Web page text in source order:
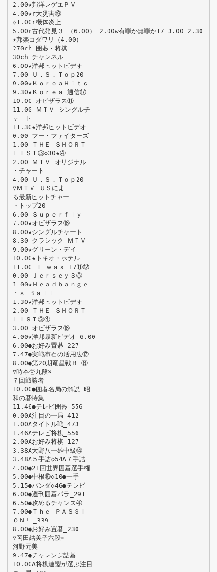
2.00★邦洋レゲエＰＶ
4.00★r大災害⑲
◇1.00r機体炎上
5.00r古代発見３ （6.00） 2.00w有罪か無罪か17 3.00 2.30
★邦楽コダワリ（4.00）
270ch 囲碁・将棋
30ch チャンネル
6.00★洋邦ヒットビデオ
7.00 Ｕ．Ｓ．Ｔｏｐ20
9.00★ＫｏｒｅａＨｉｔｓ
9.30★Ｋｏｒｅａ 通信⑰
10.00 オビザラス⑪
11.00 ＭＴＶ シングルチ
ャート
11.30★洋邦ヒットビデオ
0.00 フー・ファイターズ
1.00 ＴＨＥ ＳＨＯＲＴ
ＬＩＳＴ③◇30★④
2.00 ＭＴＶ オリジナル
・チャート
4.00 Ｕ．Ｓ．Ｔｏｐ20
▽ＭＴＶ ＵＳによ
る最新ヒットチャー
トトップ20
6.00 Ｓｕｐｅｒｆｌｙ
7.00★オビザラス⑯
8.00★シングルチャート
8.30 クラシック ＭＴＶ
9.00★グリーン・デイ
10.00★トキオ・ホテル
11.00 Ｉ ｗａｓ 17⑪⑫
0.00 Ｊｅｒｓｅｙ３⑤
1.00★Ｈｅａｄｂａｎｇｅ
ｒｓ Ｂａｌｌ
1.30★洋邦ヒットビデオ
2.00 ＴＨＥ ＳＨＯＲＴ
ＬＩＳＴ③④
3.00 オビザラス⑯
4.00★洋邦最新ビデオ 6.00
6.00●お好み置碁_227
7.47●実戦布石の活用法⑰
8.00●第20期竜星戦Ｂ−⑧
▽時本壱九段×
７回戦勝者
10.00●囲碁名局の解説 昭
和の碁特集
11.46●テレビ囲碁_556
0.00A注目の一局_412
1.00Aタイトル戦_473
1.46Aテレビ将棋_556
2.00Aお好み将棋_127
3.38A大野八一雄中級⑭
3.48A５手詰◇54A７手詰
4.00●21回世界囲碁選手権
5.00●中根⑯◇10●一手
5.15●パンダ◇46●テレビ
6.00●週刊囲碁パラ_291
6.50●攻めるチャンス④
7.00●Ｔｈｅ ＰＡＳＳＩ
ＯＮ!!_339
8.00●お好み置碁_230
▽岡田結美子六段×
河野元美
9.47●チャレンジ詰碁
10.00A将棋連盟が選ぶ注目